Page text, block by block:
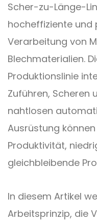
Scher-zu-Länge-
hocheffiziente und
Verarbeitung von
Blechmaterialien.
Produktionslinie
Zuführen, Scheren
nahtlosen
Ausrüstung
Produktivität,
gleichbleibende
In diesem Artikel
Arbeitsprinzip, die